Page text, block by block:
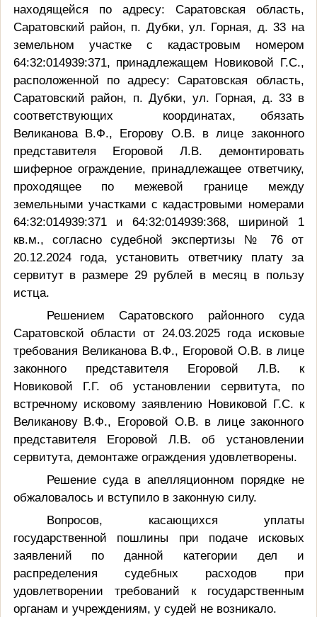
находящейся по адресу: Саратовская область,
Саратовский район, п. Дубки, ул. Горная, д. 33 на
земельном участке с кадастровым номером
64:32:014939:371, принадлежащем Новиковой Г.С.,
расположенной по адресу: Саратовская область,
Саратовский район, п. Дубки, ул. Горная, д. 33 в
соответствующих координатах, обязать
Великанова В.Ф., Егорову О.В. в лице законного
представителя Егоровой Л.В. демонтировать
шиферное ограждение, принадлежащее ответчику,
проходящее по межевой границе между
земельными участками с кадастровыми номерами
64:32:014939:371 и 64:32:014939:368, шириной 1
кв.м., согласно судебной экспертизы № 76 от
20.12.2024 года, установить ответчику плату за
сервитут в размере 29 рублей в месяц в пользу
истца.
Решением Саратовского районного суда
Саратовской области от 24.03.2025 года исковые
требования Великанова В.Ф., Егоровой О.В. в лице
законного представителя Егоровой Л.В. к
Новиковой Г.Г. об установлении сервитута, по
встречному исковому заявлению Новиковой Г.С. к
Великанову В.Ф., Егоровой О.В. в лице законного
представителя Егоровой Л.В. об установлении
сервитута, демонтаже ограждения удовлетворены.
Решение суда в апелляционном порядке не
обжаловалось и вступило в законную силу.
Вопросов, касающихся уплаты
государственной пошлины при подаче исковых
заявлений по данной категории дел и
распределения судебных расходов при
удовлетворении требований к государственным
органам и учреждениям, у судей не возникало.